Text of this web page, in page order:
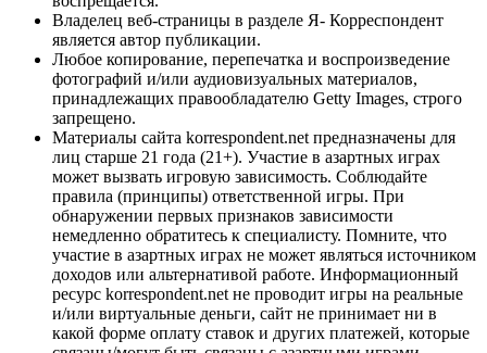
Владелец веб-страницы в разделе Я- Корреспондент
является автор публикации.
Любое копирование, перепечатка и воспроизведение
фотографий и/или аудиовизуальных материалов,
принадлежащих правообладателю Getty Images, строго
запрещено.
Материалы сайта korrespondent.net предназначены для
лиц старше 21 года (21+). Участие в азартных играх
может вызвать игровую зависимость. Соблюдайте
правила (принципы) ответственной игры. При
обнаружении первых признаков зависимости
немедленно обратитесь к специалисту. Помните, что
участие в азартных играх не может являться источником
доходов или альтернативой работе. Информационный
ресурс korrespondent.net не проводит игры на реальные
и/или виртуальные деньги, сайт не принимает ни в
какой форме оплату ставок и других платежей, которые